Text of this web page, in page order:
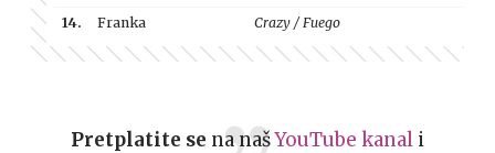
14.
Franka Crazy / Fuego
Pretplatite se na našYouTube kanal i